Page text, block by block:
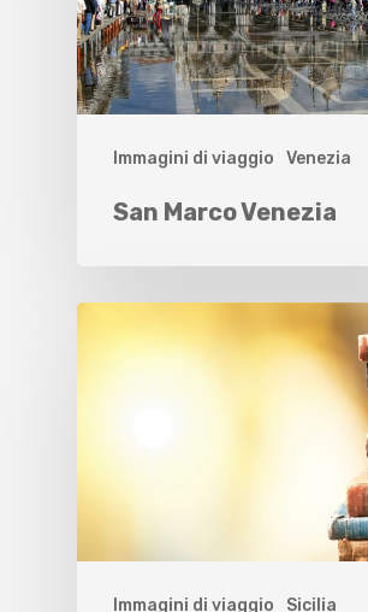
Immagini di viaggio Venezia
San Marco Venezia
Immagini di viaggio Sicilia